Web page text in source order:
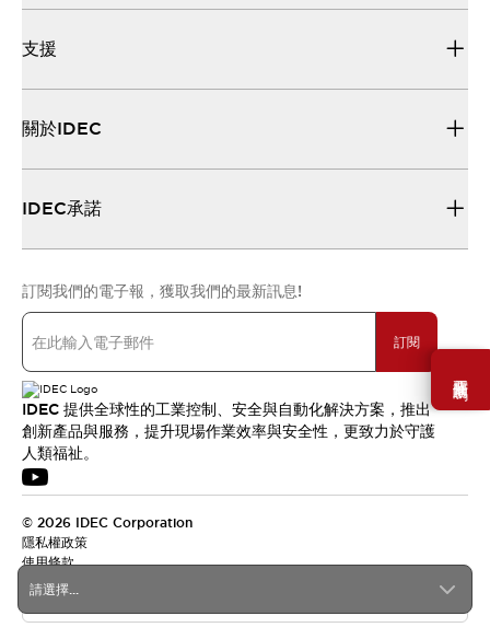
需要幫助嗎？
請選擇...
支援
關於IDEC
IDEC承諾
訂閱我們的電子報，獲取我們的最新訊息!
訂閱
IDEC 提供全球性的工業控制、安全與自動化解決方案，推出
創新產品與服務，提升現場作業效率與安全性，更致力於守護
人類福祉。
© 2026 IDEC Corporation
隱私權政策
使用條款
台灣